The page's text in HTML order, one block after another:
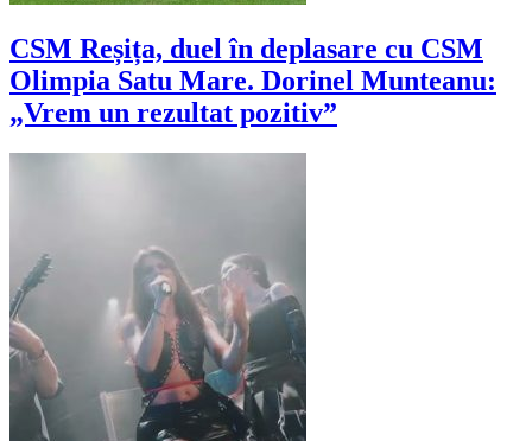
CSM Reșița, duel în deplasare cu CSM
Olimpia Satu Mare. Dorinel Munteanu:
„Vrem un rezultat pozitiv”